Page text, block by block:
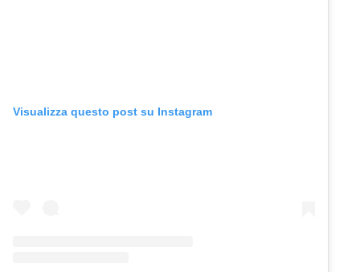
Visualizza questo post su Instagram